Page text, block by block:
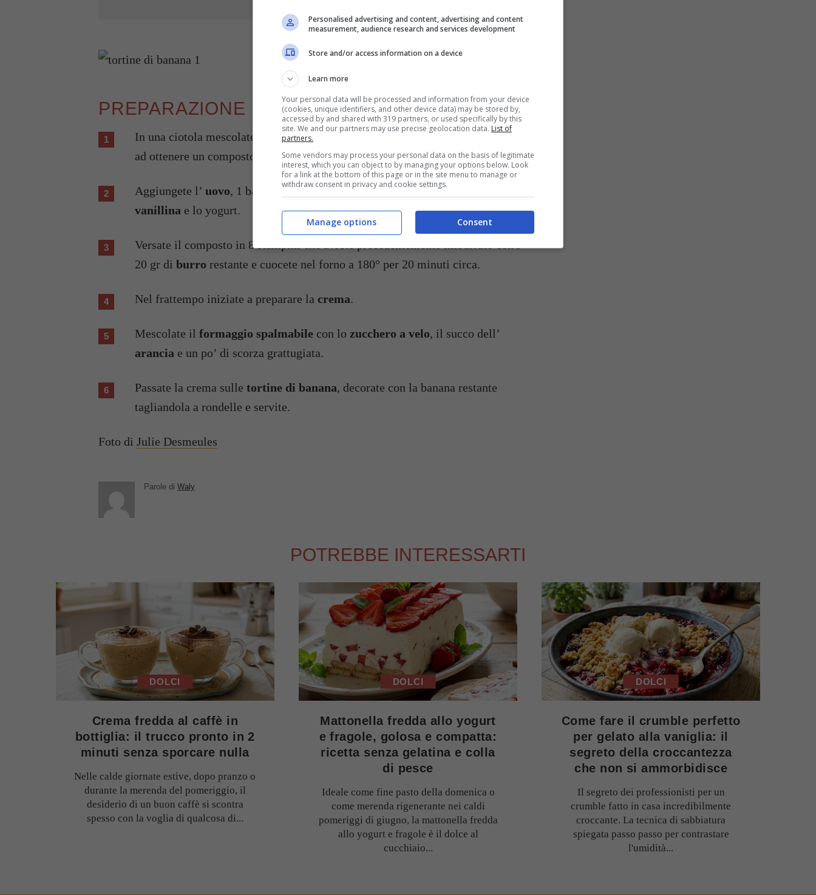
PREPARAZIONE
In una ciotola mescolate energicamente 80 gr di burro con lo zuccherofino
ad ottenere un composto schiumoso.
Aggiungete l’ uovo, 1 banana, lafarina, illievito , un pizzico di
vanillina e lo yogurt.
Versate il composto in 8 stampini che avrete precedentemente imburrato con i
20 gr di burro restante e cuocete nel forno a 180° per 20 minuti circa.
Nel frattempo iniziate a preparare la crema.
Mescolate il formaggio spalmabile con lo zucchero a velo, il succo dell’
arancia e un po’ di scorza grattugiata.
Passate la crema sulle tortine di banana, decorate con la banana restante
tagliandola a rondelle e servite.
Foto di Julie Desmeules
Parole di Waly
POTREBBE INTERESSARTI
DOLCI
Crema fredda al caffè in
bottiglia: il trucco pronto in 2
minuti senza sporcare nulla
Nelle calde giornate estive, dopo pranzo o
durante la merenda del pomeriggio, il
desiderio di un buon caffè si scontra
spesso con la voglia di qualcosa di...
DOLCI
Mattonella fredda allo yogurt
e fragole, golosa e compatta:
ricetta senza gelatina e colla
di pesce
Ideale come fine pasto della domenica o
come merenda rigenerante nei caldi
pomeriggi di giugno, la mattonella fredda
allo yogurt e fragole è il dolce al
cucchiaio...
DOLCI
Come fare il crumble perfetto
per gelato alla vaniglia: il
segreto della croccantezza
che non si ammorbidisce
Il segreto dei professionisti per un
crumble fatto in casa incredibilmente
croccante. La tecnica di sabbiatura
spiegata passo passo per contrastare
l'umidità...
Personalised advertising and content, advertising and content
measurement, audience research and services development
Store and/or access information on a device
Learn more
Your personal data will be processed and information from your device
(cookies, unique identifiers, and other device data) may be stored by,
accessed by and shared with 319 partners, or used specifically by this
site. We and our partners may use precise geolocation data. List of
partners.
Some vendors may process your personal data on the basis of legitimate
interest, which you can object to by managing your options below. Look
for a link at the bottom of this page or in the site menu to manage or
withdraw consent in privacy and cookie settings.
Consent
Manage options